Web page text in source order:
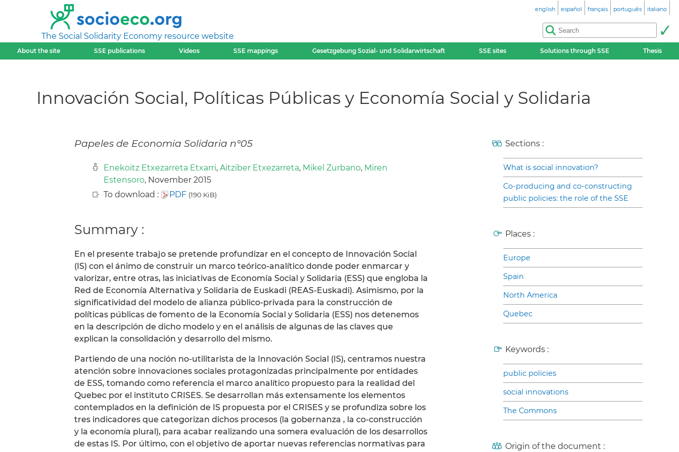
The Social Solidarity Economy resource website
english español français português italiano
About the site SSE publications Videos SSE mappings Gesetzgebung Sozial- und Solidarwirtschaft SSE sites Solutions through SSE Thesis
Innovación Social, Políticas Públicas y Economía Social y Solidaria
Papeles de Economia Solidaria n°05
Enekoitz Etxezarreta Etxarri, Aitziber Etxezarreta, Mikel Zurbano, Miren
Estensoro, November 2015
To download :
PDF (190 KiB)
Summary :
En el presente trabajo se pretende profundizar en el concepto de Innovación Social
(IS) con el ánimo de construir un marco teórico-analítico donde poder enmarcar y
valorizar, entre otras, las iniciativas de Economía Social y Solidaria (ESS) que engloba la
Red de Economía Alternativa y Solidaria de Euskadi (REAS-Euskadi). Asimismo, por la
significatividad del modelo de alianza público-privada para la construcción de
políticas públicas de fomento de la Economía Social y Solidaria (ESS) nos detenemos
en la descripción de dicho modelo y en el análisis de algunas de las claves que
explican la consolidación y desarrollo del mismo.
Partiendo de una noción no-utilitarista de la Innovación Social (IS), centramos nuestra
atención sobre innovaciones sociales protagonizadas principalmente por entidades
de ESS, tomando como referencia el marco analítico propuesto para la realidad del
Quebec por el instituto CRISES. Se desarrollan más extensamente los elementos
contemplados en la definición de IS propuesta por el CRISES y se profundiza sobre los
tres indicadores que categorizan dichos procesos (la gobernanza , la co-construcción
y la economía plural), para acabar realizando una somera evaluación de los desarrollos
de estas IS. Por último, con el objetivo de aportar nuevas referencias normativas para
Sections :
What is social innovation?
Co-producing and co-constructing
public policies: the role of the SSE
Places :
Europe
Spain
North America
Quebec
Keywords :
public policies
social innovations
The Commons
Origin of the document :